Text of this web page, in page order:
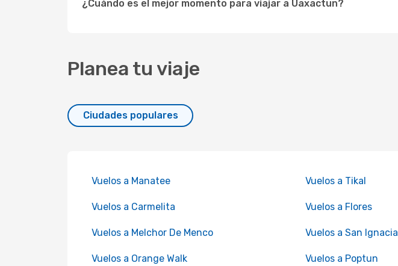
¿Cuándo es el mejor momento para viajar a Uaxactun?
Planea tu viaje
Ciudades populares
Vuelos a Manatee Vuelos a Tikal
Vuelos a Carmelita Vuelos a Flores
Vuelos a Melchor De Menco Vuelos a San Ignacia
Vuelos a Orange Walk Vuelos a Poptun